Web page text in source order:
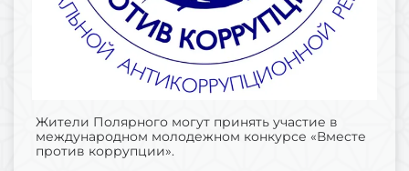
Жители Полярного могут принять участие в
международном молодежном конкурсе «Вместе
против коррупции».